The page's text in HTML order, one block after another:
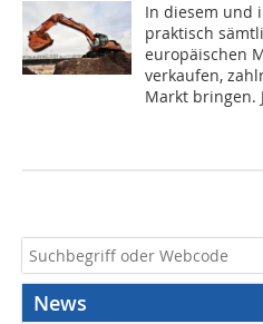
In diesem und
praktisch
europäischen
verkaufen,
Markt bringen.
News